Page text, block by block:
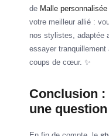
de Malle personnalisée
votre meilleur allié :
nos stylistes, adaptée
essayer
coups de cœur. ✨
Conclusion
une